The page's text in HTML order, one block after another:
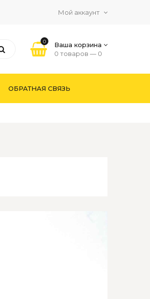
Мой аккаунт
0
Ваша корзина
0 товаров — 0
ОБРАТНАЯ СВЯЗЬ